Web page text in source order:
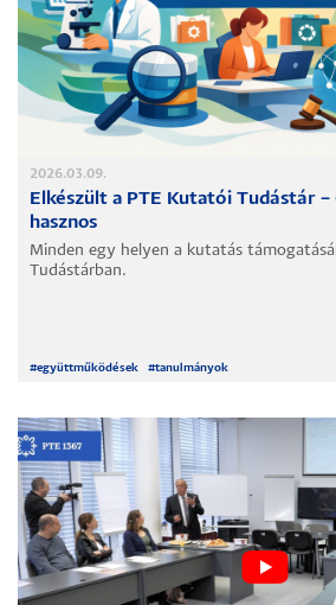
2026.03.09.
Elkészült a PTE Kutatói Tudástár
hasznos
Minden egy helyen a kutatás
Tudástárban.
#együttműködések #tanulmányok